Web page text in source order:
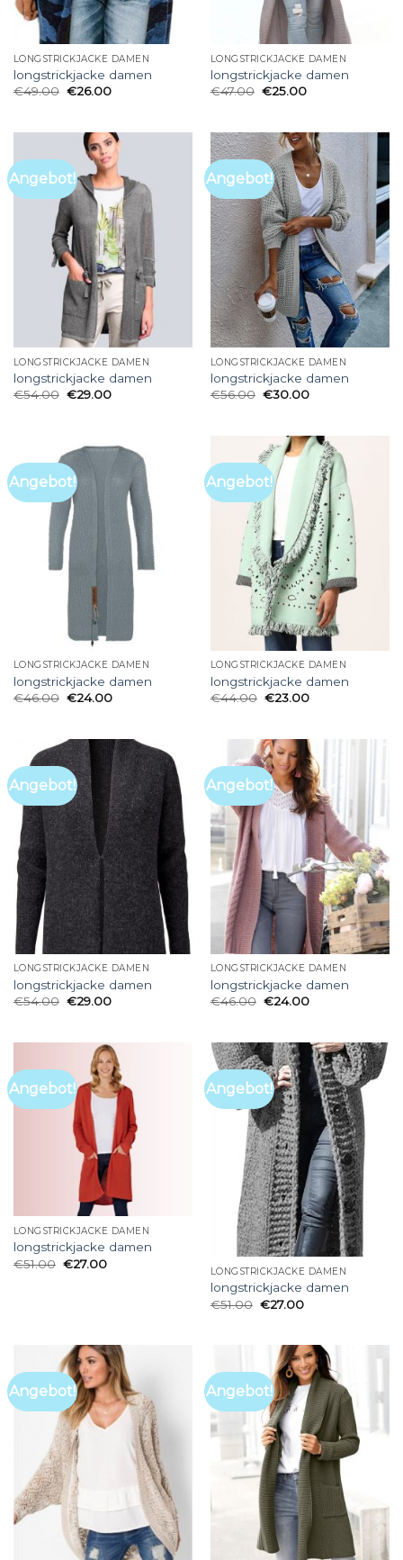
LONGSTRICKJACKE DAMEN
longstrickjacke damen
€49.00 €26.00
LONGSTRICKJACKE DAMEN
longstrickjacke damen
€47.00 €25.00
Angebot!
LONGSTRICKJACKE DAMEN
longstrickjacke damen
€54.00 €29.00
Angebot!
LONGSTRICKJACKE DAMEN
longstrickjacke damen
€56.00 €30.00
Angebot!
LONGSTRICKJACKE DAMEN
longstrickjacke damen
€46.00 €24.00
Angebot!
LONGSTRICKJACKE DAMEN
longstrickjacke damen
€44.00 €23.00
Angebot!
LONGSTRICKJACKE DAMEN
longstrickjacke damen
€54.00 €29.00
Angebot!
LONGSTRICKJACKE DAMEN
longstrickjacke damen
€46.00 €24.00
Angebot!
LONGSTRICKJACKE DAMEN
longstrickjacke damen
€51.00 €27.00
Angebot!
LONGSTRICKJACKE DAMEN
longstrickjacke damen
€51.00 €27.00
Angebot! Angebot!